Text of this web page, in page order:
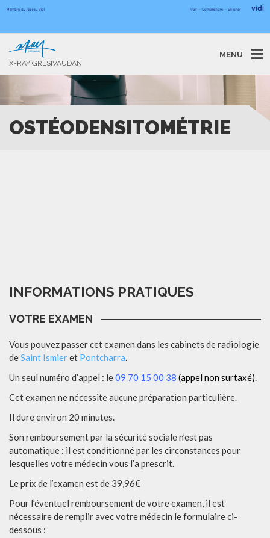
X-RAY GRÉSIVAUDAN
MENU
OSTÉODENSITOMÉTRIE
INFORMATIONS PRATIQUES
VOTRE EXAMEN
Vous pouvez passer cet examen dans les cabinets de radiologie
deSaint Ismieret Pontcharra.
Un seul numéro d’appel : le09 70 15 00 38 (appel non surtaxé).
Cet examen ne nécessite aucune préparation particulière.
Il dure environ 20 minutes.
Son remboursement par la sécurité sociale n’est pas
automatique : il est conditionné par les circonstances pour
lesquelles votre médecin vous l’a prescrit.
Le prix de l’examen est de 39,96€
Pour l’éventuel remboursement de votre examen, il est
nécessaire de remplir avec votre médecin le formulaire ci-
dessous :